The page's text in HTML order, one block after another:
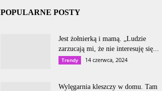
POPULARNE POSTY
Jest żołnierką i mamą. „Ludzie
zarzucają mi, że nie interesuję się...
Trendy 14 czerwca, 2024
Wylęgarnia kleszczy w domu. Tam